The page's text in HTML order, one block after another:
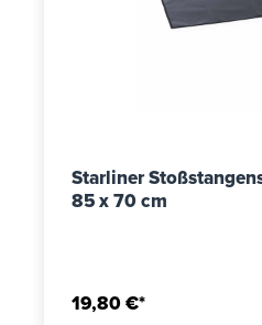
Starliner
85 x 70 cm
19,80 €*